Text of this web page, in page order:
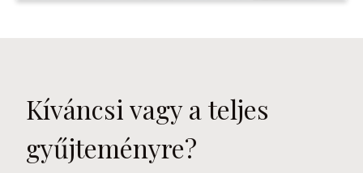
Kíváncsi vagy a teljes
gyűjteményre?